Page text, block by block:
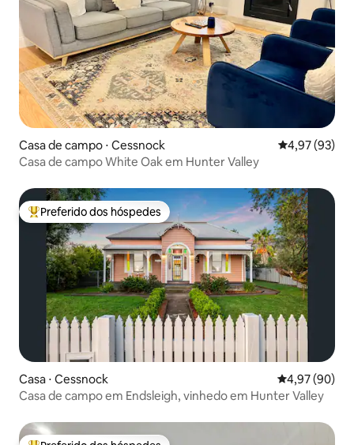
Casa de campo ⋅ Cessnock 4,97 de uma
4,97 (93)
Casa de campo White Oak em Hunter Valley
Entre os melhores preferidos dos hóspedes
Preferido dos hóspedes
Casa ⋅ Cessnock 4,97 de uma
4,97 (90)
Casa de campo em Endsleigh, vinhedo em Hunter Valley